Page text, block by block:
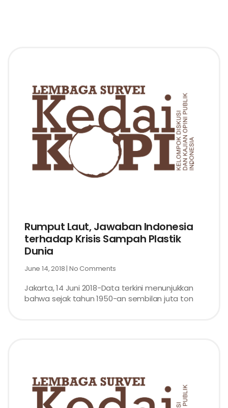
Rumput Laut, Jawaban Indonesia
terhadap Krisis Sampah Plastik
Dunia
June 14, 2018 No Comments
Jakarta, 14 Juni 2018-Data terkini menunjukkan
bahwa sejak tahun 1950-an sembilan juta ton